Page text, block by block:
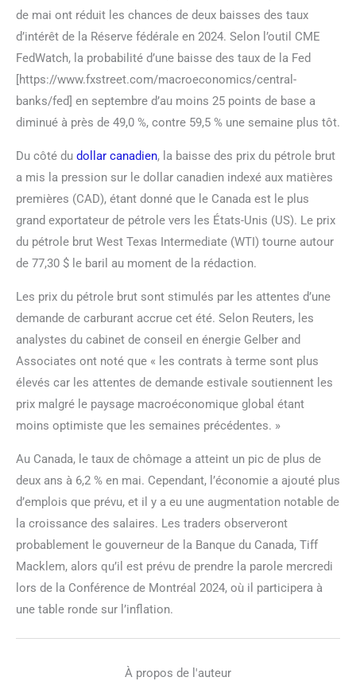
de mai ont réduit les chances de deux baisses des taux
d’intérêt de la Réserve fédérale en 2024. Selon l’outil CME
FedWatch, la probabilité d’une baisse des taux de la Fed
[https://www.fxstreet.com/macroeconomics/central-
banks/fed] en septembre d’au moins 25 points de base a
diminué à près de 49,0 %, contre 59,5 % une semaine plus tôt.
Du côté du dollar canadien, la baisse des prix du pétrole brut
a mis la pression sur le dollar canadien indexé aux matières
premières (CAD), étant donné que le Canada est le plus
grand exportateur de pétrole vers les États-Unis (US). Le prix
du pétrole brut West Texas Intermediate (WTI) tourne autour
de 77,30 $ le baril au moment de la rédaction.
Les prix du pétrole brut sont stimulés par les attentes d’une
demande de carburant accrue cet été. Selon Reuters, les
analystes du cabinet de conseil en énergie Gelber and
Associates ont noté que « les contrats à terme sont plus
élevés car les attentes de demande estivale soutiennent les
prix malgré le paysage macroéconomique global étant
moins optimiste que les semaines précédentes. »
Au Canada, le taux de chômage a atteint un pic de plus de
deux ans à 6,2 % en mai. Cependant, l’économie a ajouté plus
d’emplois que prévu, et il y a eu une augmentation notable de
la croissance des salaires. Les traders observeront
probablement le gouverneur de la Banque du Canada, Tiff
Macklem, alors qu’il est prévu de prendre la parole mercredi
lors de la Conférence de Montréal 2024, où il participera à
une table ronde sur l’inflation.
À propos de l'auteur